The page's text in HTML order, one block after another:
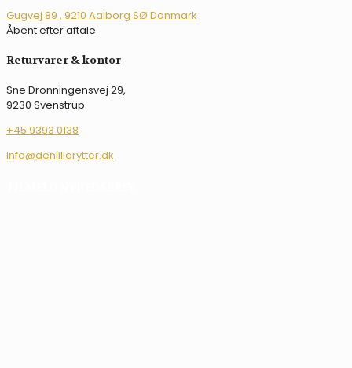
kan
vælges
Gugvej 89 , 9210 Aalborg SØ Danmark
Åbent efter aftale
Returvarer & kontor
Sne Dronningensvej 29,
9230 Svenstrup
+45 9393 0138
info@denlillerytter.dk